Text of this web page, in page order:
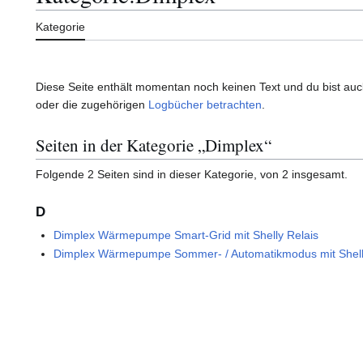
Kategorie
Diese Seite enthält momentan noch keinen Text und du bist
oder die zugehörigen Logbücher betrachten
Seiten in der Kategorie „Dimplex“
Folgende 2 Seiten sind in dieser Kategorie, von 2 insgesamt.
D
Dimplex Wärmepumpe Smart-Grid mit Shelly Relais
Dimplex Wärmepumpe Sommer- / Automatikmodus mit